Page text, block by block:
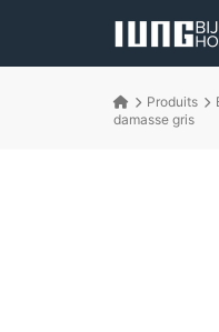
Produits
damasse gris